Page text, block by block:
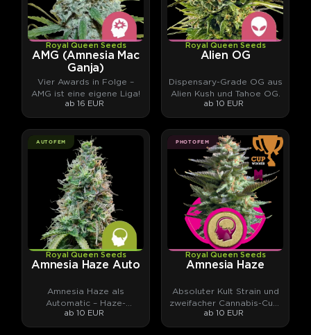
Royal Queen Seeds
AMG (Amnesia Mac
Ganja)
Vier Awards in Folge –
AMG ist eine eigene Liga!
ab 16 EUR
Royal Queen Seeds
Alien OG
Dispensary-Grade OG aus
Alien Kush und Tahoe OG.
ab 10 EUR
AUTOFEM
Royal Queen Seeds
Amnesia Haze Auto
Amnesia Haze als
Automatic – Haze-
Klassiker neu gedacht.
ab 10 EUR
PHOTOFEM
Royal Queen Seeds
Amnesia Haze
Absoluter Kult Strain und
zweifacher Cannabis-Cup-
Gewinner aus den 90ern.
ab 10 EUR